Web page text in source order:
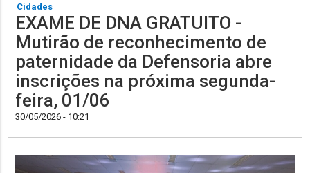
Cidades
EXAME DE DNA GRATUITO -
Mutirão de reconhecimento de
paternidade da Defensoria abre
inscrições na próxima segunda-
feira, 01/06
30/05/2026 - 10:21